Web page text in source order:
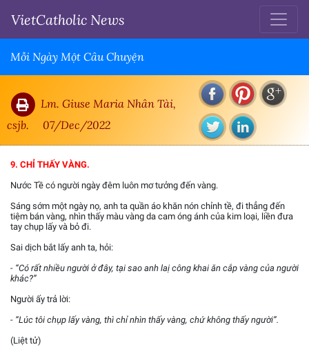
VietCatholic News
Mỗi Ngày Một Câu Chuyện
Lm. Giuse Maria Nhân Tài,
csjb.
07/Dec/2022
9. CHỈ THẤY VÀNG.
Nước Tề có người ngày đêm luôn mơ tưởng đến vàng.
Sáng sớm một ngày nọ, anh ta quần áo khăn nón chỉnh tề, đi thẳng đến
tiệm bán vàng, nhìn thấy màu vàng da cam óng ánh của kim loại, liền đưa
tay chụp lấy và bỏ đi.
Sai dịch bắt lấy anh ta, hỏi:
- “Có rất nhiều người ở đây, tại sao anh laị công khai ăn cắp vàng của người
khác?”
Người ấy trả lời:
- “Lúc tôi chụp lấy vàng, thì chỉ nhìn thấy vàng, chứ không thấy người”.
(Liệt tử)